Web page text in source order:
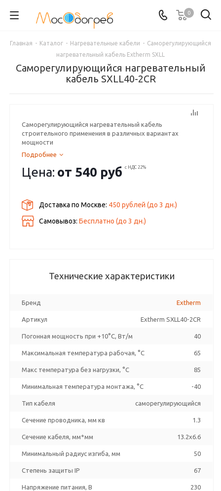
0
Главная - Каталог - Нагревательные кабели - Саморегулирующийся
нагревательный кабель Extherm SXLL
Саморегулирующийся нагревательный
кабель SXLL40-2CR
Саморегулирующийся нагревательный кабель
строительного применения в различных вариантах
мощности
Подробнее
Цена: от 540 руб с НДС 22%
Доставка по Москве: 450 рублей (до3 дн.)
Самовывоз:Бесплатно (до3 дн.)
Технические характеристики
Бренд Extherm
Артикул Extherm SXLL40-2CR
Погонная мощность при +10°С, Вт/м 40
Максимальная температура рабочая, °C 65
Макс температура без нагрузки, °C 85
Минимальная температура монтажа, °C -40
Тип кабеля саморегулирующийся
Сечение проводника, мм кв 1.3
Сечение кабеля, мм*мм 13.2x6.6
Минимальный радиус изгиба, мм 50
Степень защиты IP 67
Напряжение питания, В 230